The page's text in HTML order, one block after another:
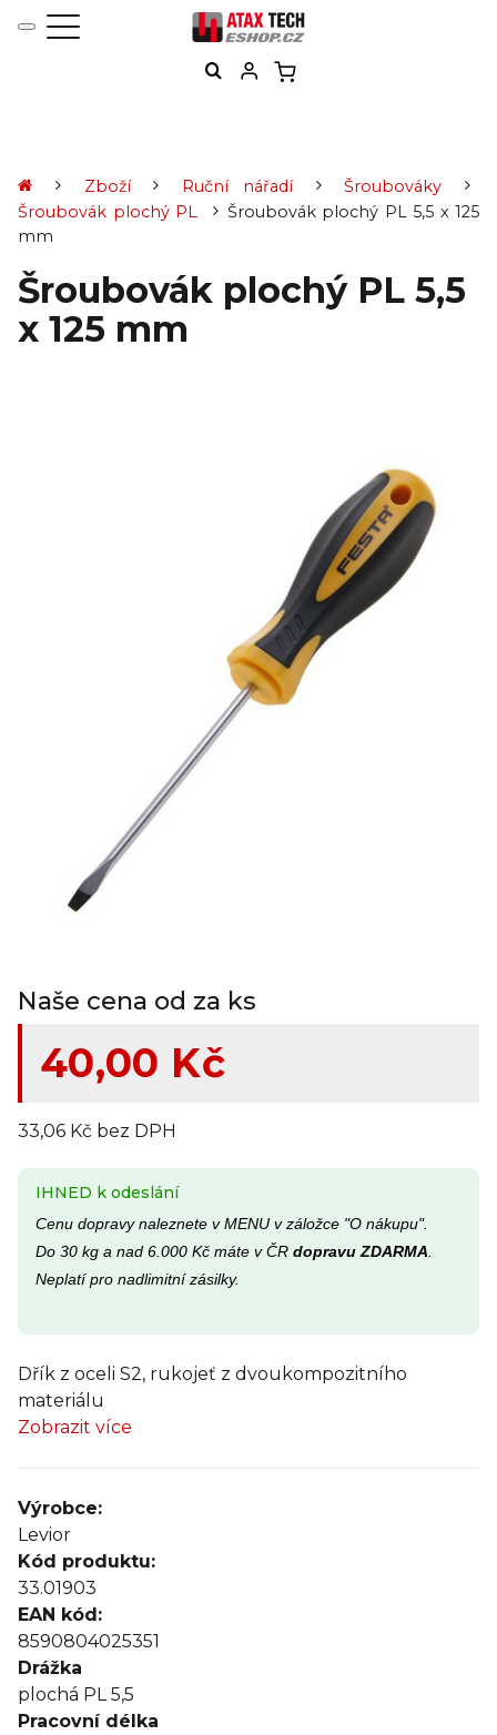
Zboží Ruční nářadí
Šroubováky
Šroubovák plochý PL
Šroubovák plochý PL 5,5 x 125
mm
Šroubovák plochý PL 5,5
x 125 mm
Naše cena od za ks
40,00 Kč
33,06 Kč bez DPH
IHNED k odeslání
Cenu dopravy naleznete v MENU v záložce "O nákupu".
Do 30 kg a nad 6.000 Kč máte v ČR dopravu ZDARMA
Neplatí pro nadlimitní zásilky.
Dřík z oceli S2, rukojeť z dvoukompozitního
materiálu
Zobrazit více
Výrobce:
Levior
Kód produktu:
33.01903
EAN kód:
8590804025351
Drážka
plochá PL 5,5
Pracovní délka